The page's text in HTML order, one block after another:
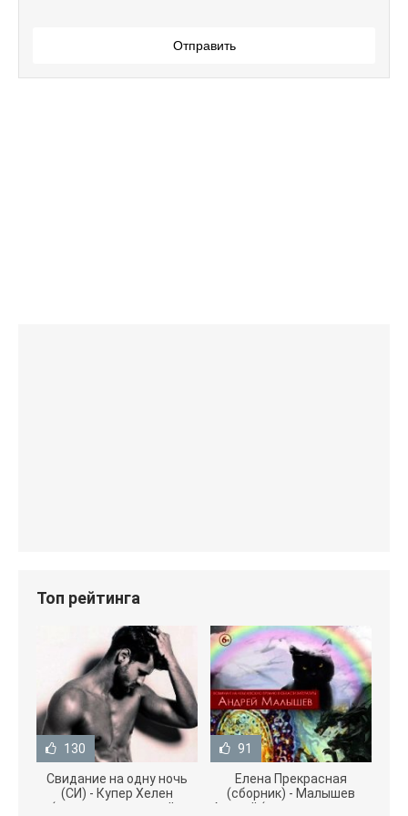
Отправить
Топ рейтинга
130
Свидание на одну ночь
(СИ) - Купер Хелен
(читать книги онлайн
91
Елена Прекрасная
(сборник) - Малышев
Андрей (книги полностью